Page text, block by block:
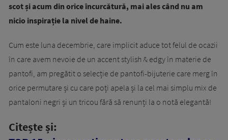
scot și acum din orice încurcătură, mai ales când nu am
nicio inspirație la nivel de haine.
Cum este luna decembrie, care implicit aduce tot felul de ocazii
în care avem nevoie de un accent stylish & edgy în materie de
pantofi, am pregătit o selecție de pantofi-bijuterie care merg în
orice permutare și cu care poți apela și la cel mai simplu mix de
pantaloni negri și un tricou fără să renunți la o notă elegantă!
Citește și: